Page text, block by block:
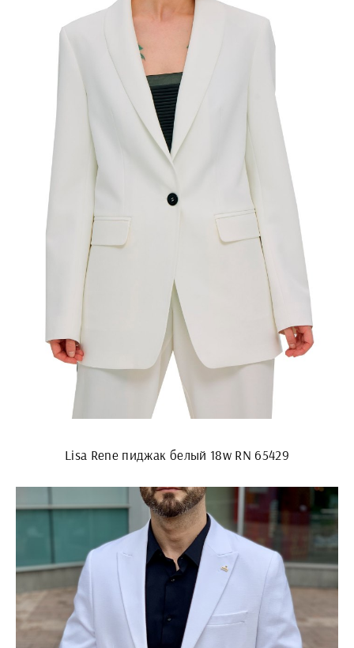
Lisa Rene пиджак белый 18w RN 65429